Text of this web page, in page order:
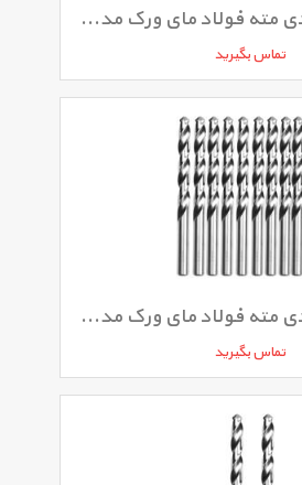
مجموعه 10 عددی مته فولاد مای ورک مدل 040MW
تماس بگیرید
مجموعه 10 عددی مته فولاد مای ورک مدل 035MW
تماس بگیرید